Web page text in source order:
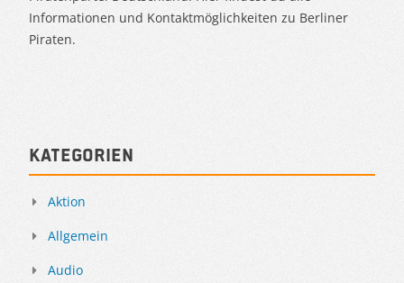
Informationen und Kontaktmöglichkeiten zu Berliner
Piraten.
Kategorien
Aktion
Allgemein
Audio